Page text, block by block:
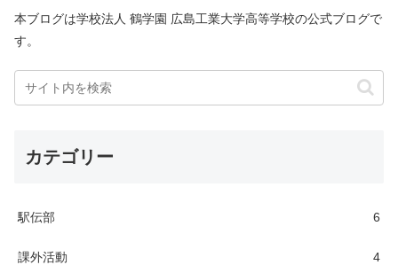
本ブログは学校法人 鶴学園 広島工業大学高等学校の公式ブログで
す。
カテゴリー
駅伝部 6
課外活動 4